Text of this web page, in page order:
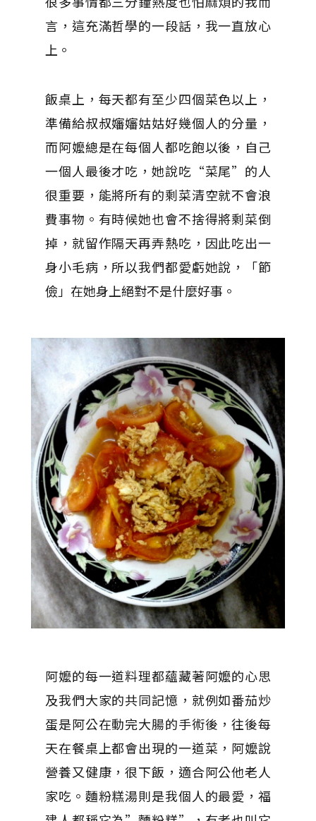
言，這充滿哲學的一段話，我一直放心
上。
飯桌上，每天都有至少四個菜色以上，
準備給叔叔嬸嬸姑姑好幾個人的分量，
而阿嬤總是在每個人都吃飽以後，自己
一個人最後才吃，她說吃“菜尾”的人
很重要，能將所有的剩菜清空就不會浪
費事物。有時候她也會不捨得將剩菜倒
掉，就留作隔天再弄熱吃，因此吃出一
身小毛病，所以我們都愛虧她說，「節
儉」在她身上絕對不是什麼好事。
阿嬤的每一道料理都蘊藏著阿嬤的心思
及我們大家的共同記憶，就例如番茄炒
蛋是阿公在動完大腸的手術後，往後每
天在餐桌上都會出現的一道菜，阿嬤說
營養又健康，很下飯，適合阿公他老人
家吃。麵粉糕湯則是我個人的最愛，福